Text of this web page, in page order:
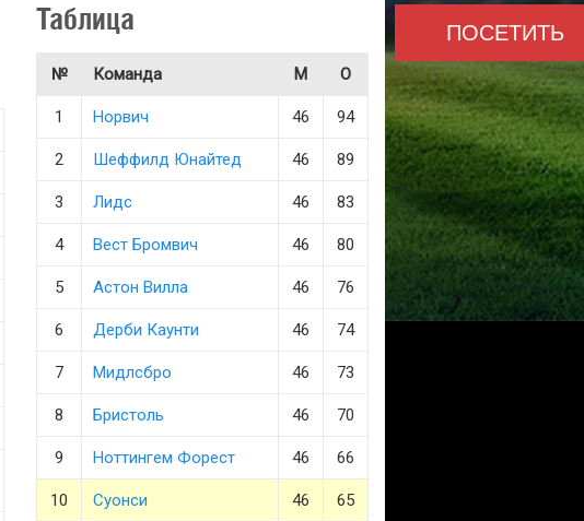
ПОСЕТИТЬ
Таблица
№ Команда М О
1 Норвич 46 94
2 Шеффилд Юнайтед 46 89
3 Лидс 46 83
4 Вест Бромвич 46 80
5 Астон Вилла 46 76
6 Дерби Каунти 46 74
7 Мидлсбро 46 73
8 Бристоль 46 70
9 Ноттингем Форест 46 66
10 Суонси 46 65